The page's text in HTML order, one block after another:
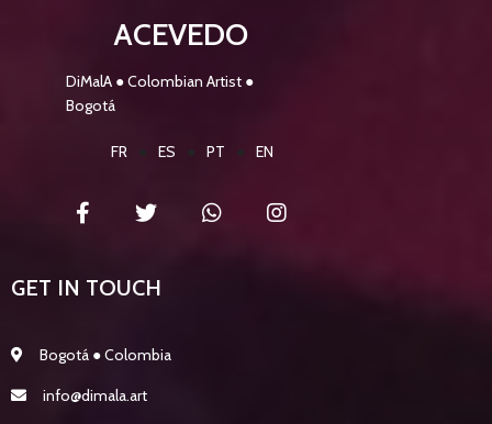
ACEVEDO
DiMalA ● Colombian Artist ●
Bogotá
FR● ES PT ● EN
GET IN TOUCH
Bogotá ● Colombia
info@dimala.art